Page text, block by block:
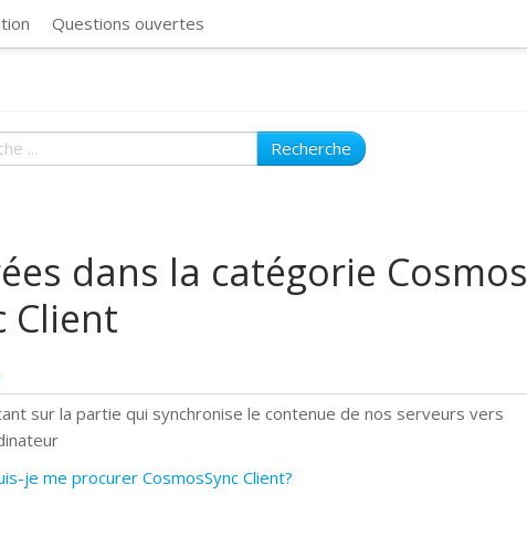
Questions ouvertes
Recherche
dans la catégorie Cosmos
Client
sur la partie qui synchronise le contenue de nos serveurs vers
je me procurer CosmosSync Client?